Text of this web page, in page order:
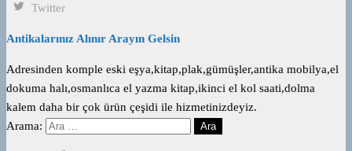
Twitter
Antikalarınız Alınır Arayın Gelsin
Adresinden komple eski eşya,kitap,plak,gümüşler,antika mobilya,el
dokuma halı,osmanlıca el yazma kitap,ikinci el kol saati,dolma
kalem daha bir çok ürün çeşidi ile hizmetinizdeyiz.
Arama: